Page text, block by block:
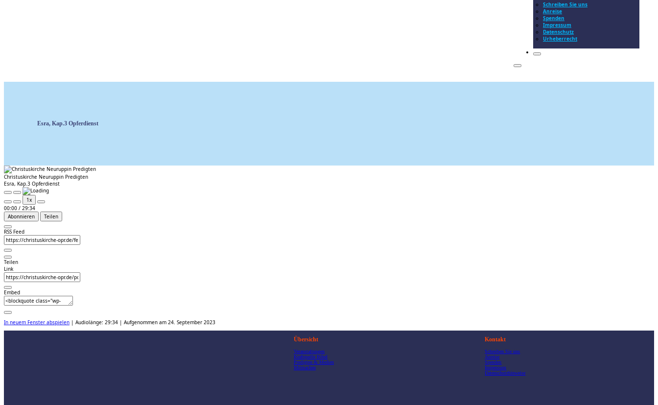
Schreiben Sie uns
Anreise
Spenden
Impressum
Datenschutz
Urheberrecht
Esra, Kap.3 Opferdienst
Christuskirche Neuruppin Predigten
Esra, Kap.3 Opferdienst
Play
Episode
Pause
Episode
1x
00:00 / 29:34
Abonnieren
Teilen
RSS Feed
Teilen
Link
Embed
In neuem Fenster abspielen | Audiolänge: 29:34 | Aufgenommen am 24. September 2023
Übersicht
Veranstaltungen
Kraftquelle Bibel
Predigten & Medien
Mitmachen
Kontakt
Schreiben Sie uns
Anreise
Spenden
Impressum
Datenschutzhinweise